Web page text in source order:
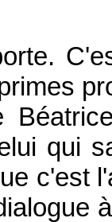
qui
c'est